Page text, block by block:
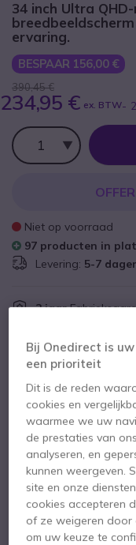
34 inch Ultra
ervaring.
BESPAAR 156,00 €
390,45 €
234,95 € ex. BTW-
Aantal
Niet op voorraad
97 producten in
Levering: 5-7
2 jaar
Belangrijkste
21:9
34” Ultra WQHD-
HDR10-technologie:
100Hz
AMD FreeSync:
Functies tegen
Toon meer
Bij Onedirect is
een prioriteit
Dit is de reden
cookies en
waarmee we uw
de prestaties van
analyseren, en
kunnen weergeven.
site en onze
cookies accepteren
of ze weigeren door
om uw keuze te